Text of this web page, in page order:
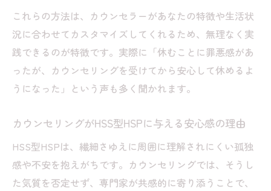
カウンセリングでHSS型HSP特有の悩みを
HSS型HSP向いてる仕事探しとカウンセリ
ングの関係
カウンセリングで退屈や孤独感への対処法
HSS型HSP天才気質とカウンセリングの活
かし方
限界サインに早く気づくためのカウンセリ
ング活用例
これらの方法は、カウンセラーがあなたの特徴や生活状
況に合わせてカスタマイズしてくれるため、無理なく実
践できるのが特徴です。実際に「休むことに罪悪感があ
ったが、カウンセリングを受けてから安心して休めるよ
うになった」という声も多く聞かれます。
カウンセリングがHSS型HSPに与える安心感の理由
HSS型HSPは、繊細さゆえに周囲に理解されにくい孤独
感や不安を抱えがちです。カウンセリングでは、そうし
た気質を否定せず、専門家が共感的に寄り添うことで、